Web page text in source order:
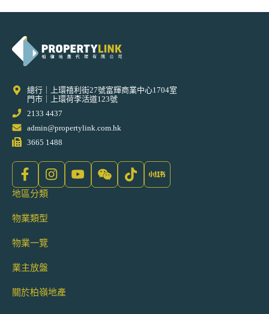
總行｜上環禧利街27號富輝商業中心1704室
門市｜上環荷李活道123號
2133 4437
admin@propertylink.com.hk
3665 1488
地區分類
物業類型
物業一覽
業主放盤
關於柏嶺地產